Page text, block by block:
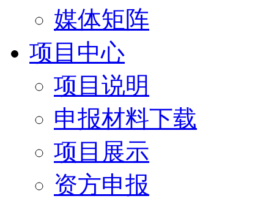
媒体矩阵
项目中心
项目说明
申报材料下载
项目展示
资方申报